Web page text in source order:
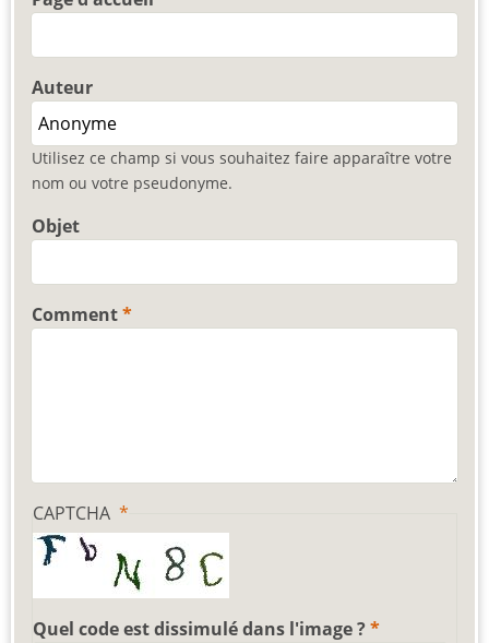
Auteur
Utilisez ce champ si vous souhaitez faire apparaître votre
nom ou votre pseudonyme.
Objet
Comment
CAPTCHA
Quel code est dissimulé dans l'image ?